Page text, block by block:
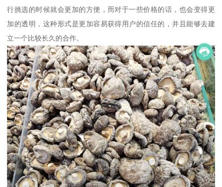
行挑选的时候就会更加的方便，而对于一些价格的话，也会变得更
加的透明，这种形式是更加容易获得用户的信任的，并且能够去建
立一个比较长久的合作。